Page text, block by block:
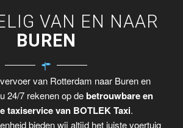
VAN EN NAAR
BUREN
van Rotterdam naar Buren en
24/7 rekenen op debetrouwbare en
taxiservice van BOTLEK Taxi.
bieden wij altijd het juiste voertuig